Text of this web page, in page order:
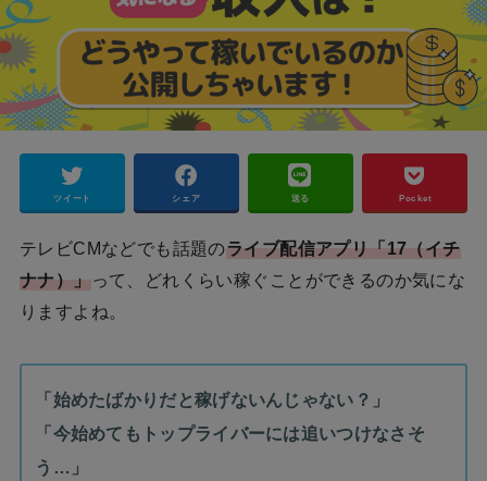
ツイート シェア 送る Pocket
テレビCMなどでも話題のライブ配信アプリ「17（イチ
ナナ）」
って、どれくらい稼ぐことができるのか気にな
りますよね。
「始めたばかりだと稼げないんじゃない？」
「今始めてもトップライバーには追いつけなさそ
う…」